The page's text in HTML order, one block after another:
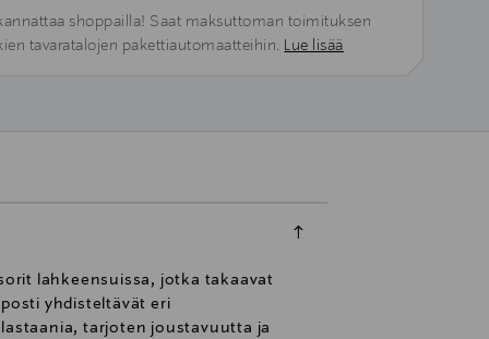
shoppailla! Saat maksuttoman toimituksen
tavaratalojen pakettiautomaatteihin. Lue lisää
lahkeensuissa, jotka takaavat
yhdisteltävät eri
tarjoten joustavuutta ja